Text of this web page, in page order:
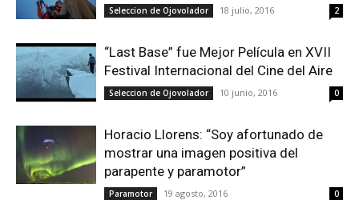
Seleccion de Ojovolador 18 julio, 2016 2
“Last Base” fue Mejor Película en XVII
Festival Internacional del Cine del Aire
Seleccion de Ojovolador 10 junio, 2016 0
Horacio Llorens: “Soy afortunado de
mostrar una imagen positiva del
parapente y paramotor”
Paramotor 19 agosto, 2016 0